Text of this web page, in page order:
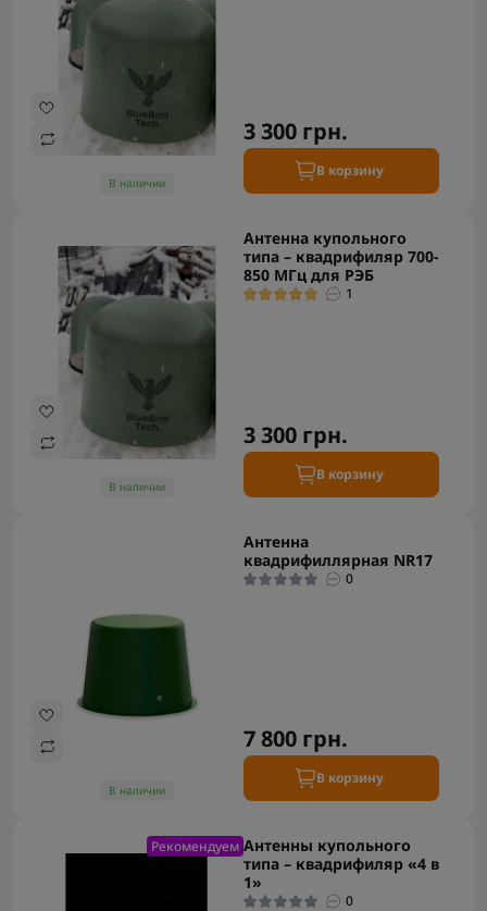
В наличии
3 300 грн.
В корзину
В наличии
Антенна купольного
типа – квадрифиляр 700-
850 МГц для РЭБ
1
3 300 грн.
В корзину
В наличии
Антенна
квадрифиллярная NR17
0
7 800 грн.
В корзину
Рекомендуем Антенны купольного
типа – квадрифиляр «4 в
1»
0